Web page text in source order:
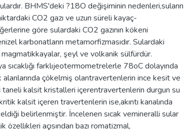
BHMS'deki ?18O değişiminin nedenleri,suların
CO2 gazı ve uzun süreli kayaç-
göre sulardaki CO2 gazının kökeni
karbonatların metamorfizmasıdır. Sulardaki
magmatikkayalar, şeyl ve volkanik sülfürdür.
sıcaklığı farklıjeotermometrelerle 78oC dolayında
çökelmiş olantravertenlerin ince kesit ve
taneli kalsit kristalleri içerentravertenlerin durgun su
kalsit içeren travertenlerin ise,akıntı kanalında
belirlenmiştir. İncelenen sıcak vemineralli sular
açısından bazı romatizmal,